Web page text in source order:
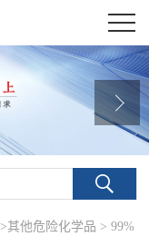
>其他危险化学品 > 99%